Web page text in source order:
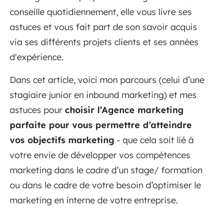
conseille quotidiennement, elle vous livre ses
astuces et vous fait part de son savoir acquis
via ses différents projets clients et ses années
d'expérience.
Dans cet article, voici mon parcours (celui d’une
stagiaire junior en inbound marketing) et mes
astuces pour choisir l’Agence marketing
parfaite pour vous permettre d’atteindre
vos objectifs marketing - que cela soit lié à
votre envie de développer vos compétences
marketing dans le cadre d’un stage/ formation
ou dans le cadre de votre besoin d’optimiser le
marketing en interne de votre entreprise.